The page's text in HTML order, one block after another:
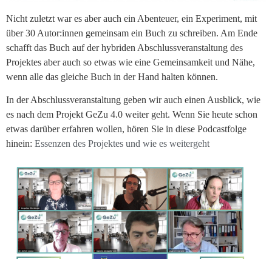
Nicht zuletzt war es aber auch ein Abenteuer, ein Experiment, mit
über 30 Autor:innen gemeinsam ein Buch zu schreiben. Am Ende
schafft das Buch auf der hybriden Abschlussveranstaltung des
Projektes aber auch so etwas wie eine Gemeinsamkeit und Nähe,
wenn alle das gleiche Buch in der Hand halten können.
In der Abschlussveranstaltung geben wir auch einen Ausblick, wie
es nach dem Projekt GeZu 4.0 weiter geht. Wenn Sie heute schon
etwas darüber erfahren wollen, hören Sie in diese Podcastfolge
hinein: Essenzen des Projektes und wie es weitergeht